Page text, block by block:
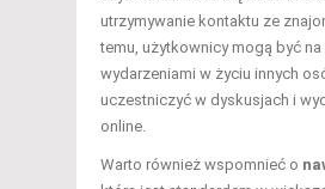
utrzymywanie kontaktu ze
temu, użytkownicy mogą być
wydarzeniami w życiu innych
uczestniczyć w dyskusjach i
online.
Warto również wspomnieć o